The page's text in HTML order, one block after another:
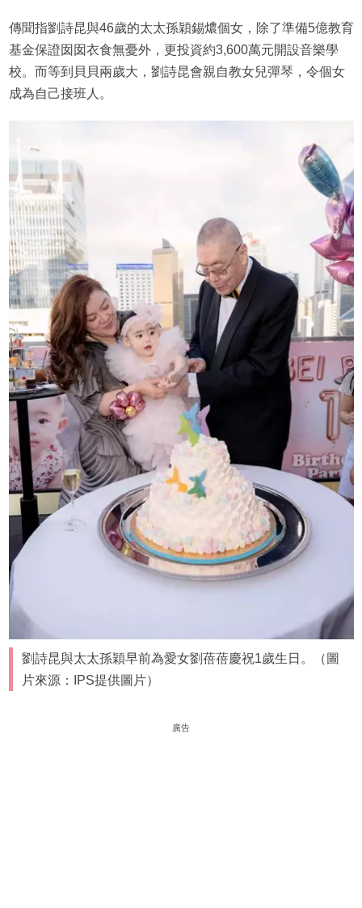
傳聞指劉詩昆與46歲的太太孫穎錫燶個女，除了準備5億教育
基金保證囡囡衣食無憂外，更投資約3,600萬元開設音樂學
校。而等到貝貝兩歲大，劉詩昆會親自教女兒彈琴，令個女
成為自己接班人。
劉詩昆與太太孫穎早前為愛女劉蓓蓓慶祝1歲生日。（圖
片來源：IPS提供圖片）
廣告